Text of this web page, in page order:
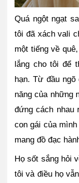
Quá ngột ngạt
tôi đã xách vali
một tiếng về
lắng cho tôi để
hạn. Từ đầu
năng của những
đứng cách nhau
con gái của
mang đồ đạc
Họ sốt sắng hỏi
tôi và điều họ